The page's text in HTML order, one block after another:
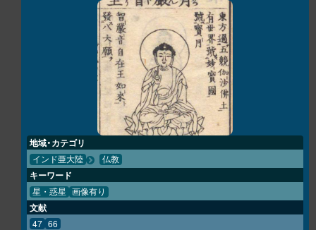
地域・カテゴリ
インド亜大陸 仏教
キーワード
星・惑星 画像有り
文献
47 66